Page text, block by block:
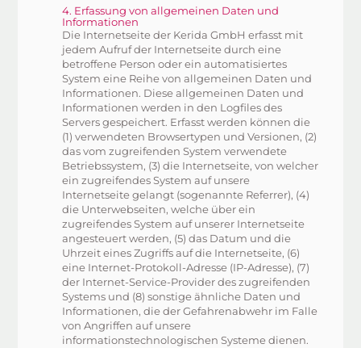
4. Erfassung von allgemeinen Daten und
Informationen
Die Internetseite der Kerida GmbH erfasst mit
jedem Aufruf der Internetseite durch eine
betroffene Person oder ein automatisiertes
System eine Reihe von allgemeinen Daten und
Informationen. Diese allgemeinen Daten und
Informationen werden in den Logfiles des
Servers gespeichert. Erfasst werden können die
(1) verwendeten Browsertypen und Versionen, (2)
das vom zugreifenden System verwendete
Betriebssystem, (3) die Internetseite, von welcher
ein zugreifendes System auf unsere
Internetseite gelangt (sogenannte Referrer), (4)
die Unterwebseiten, welche über ein
zugreifendes System auf unserer Internetseite
angesteuert werden, (5) das Datum und die
Uhrzeit eines Zugriffs auf die Internetseite, (6)
eine Internet-Protokoll-Adresse (IP-Adresse), (7)
der Internet-Service-Provider des zugreifenden
Systems und (8) sonstige ähnliche Daten und
Informationen, die der Gefahrenabwehr im Falle
von Angriffen auf unsere
informationstechnologischen Systeme dienen.